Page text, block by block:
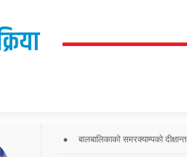
बालबालिकाको समरक्याम्पको दीक्षान्त